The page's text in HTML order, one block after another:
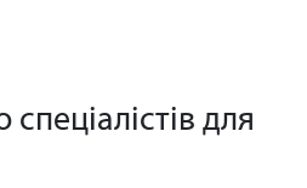
для